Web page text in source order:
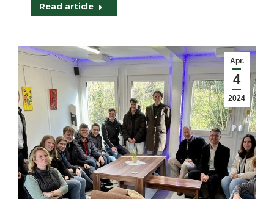
Read article
Apr.
4
2024